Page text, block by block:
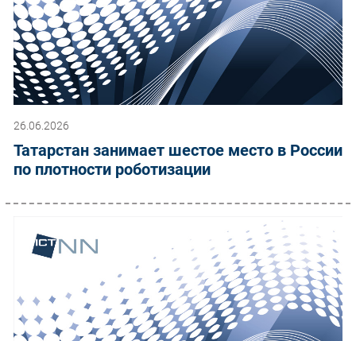
26.06.2026
Татарстан занимает шестое место в России
по плотности роботизации